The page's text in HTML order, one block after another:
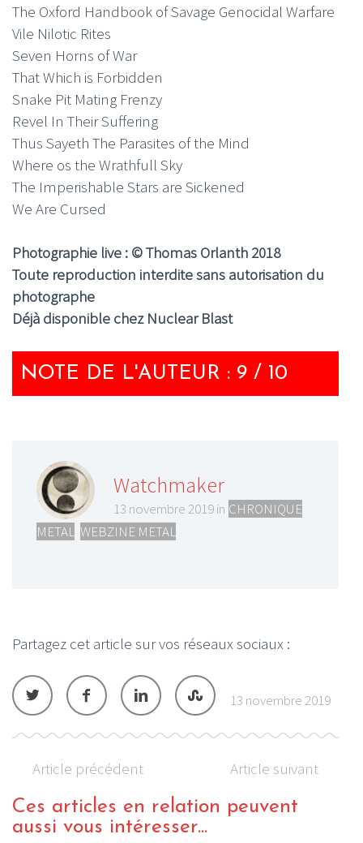
The Oxford Handbook of Savage Genocidal Warfare
Vile Nilotic Rites
Seven Horns of War
That Which is Forbidden
Snake Pit Mating Frenzy
Revel In Their Suffering
Thus Sayeth The Parasites of the Mind
Where os the Wrathfull Sky
The Imperishable Stars are Sickened
We Are Cursed
Photographie live : © Thomas Orlanth 2018
Toute reproduction interdite sans autorisation du
photographe
Déjà disponible chez Nuclear Blast
NOTE DE L'AUTEUR : 9 / 10
Watchmaker
13 novembre 2019 in CHRONIQUE
METAL WEBZINE METAL
Partagez cet article sur vos réseaux sociaux :
13 novembre 2019
Article précédent Article suivant
Ces articles en relation peuvent
aussi vous intéresser...